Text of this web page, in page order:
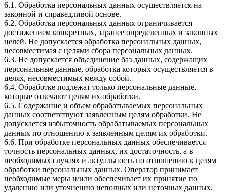
6.1. Обработка персональных данных осуществляется на
законной и справедливой основе.
6.2. Обработка персональных данных ограничивается
достижением конкретных, заранее определенных и законных
целей. Не допускается обработка персональных данных,
несовместимая с целями сбора персональных данных.
6.3. Не допускается объединение баз данных, содержащих
персональные данные, обработка которых осуществляется в
целях, несовместимых между собой.
6.4. Обработке подлежат только персональные данные,
которые отвечают целям их обработки.
6.5. Содержание и объем обрабатываемых персональных
данных соответствуют заявленным целям обработки. Не
допускается избыточность обрабатываемых персональных
данных по отношению к заявленным целям их обработки.
6.6. При обработке персональных данных обеспечивается
точность персональных данных, их достаточность, а в
необходимых случаях и актуальность по отношению к целям
обработки персональных данных. Оператор принимает
необходимые меры и/или обеспечивает их принятие по
удалению или уточнению неполных или неточных данных.